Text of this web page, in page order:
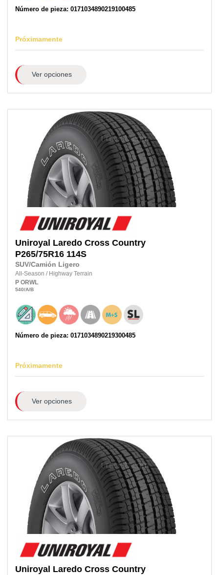
Número de pieza: 0171034890219100485
Próximamente
Ver opciones
Uniroyal Laredo Cross Country
P265/75R16 114S
SUV/Camión Ligero
All-Season / Highway Terrain
P ORWL
540/A/B
Número de pieza: 0171034890219300485
Próximamente
Ver opciones
Uniroyal Laredo Cross Country